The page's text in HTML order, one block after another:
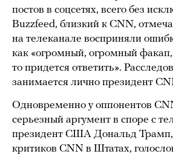
постов в соцсетях, всего без
Buzzfeed, близкий к CNN,
на телеканале восприняли
как «огромный, огромный
то придется ответить».
занимается лично президент
Одновременно у оппонентов
серьезный аргумент в споре с
президент США Дональд Трамп,
критиков CNN в Штатах,